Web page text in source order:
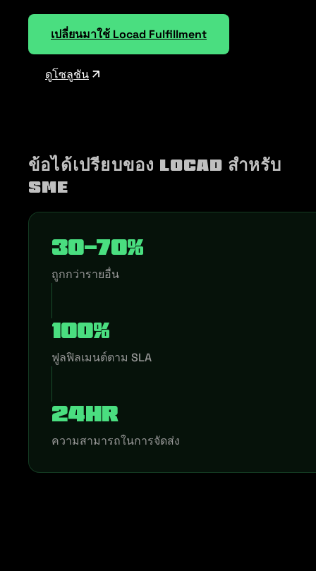
เปลี่ยนมาใช้ Locad Fulfillment
ดูโซลูชัน
ข้อได้เปรียบของ LOCAD สำหรับ
SME
30-70%
ถูกกว่ารายอื่น
100%
ฟูลฟิลเมนต์ตาม SLA
24hr
ความสามารถในการจัดส่ง